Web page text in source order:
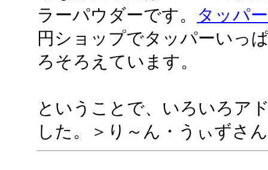
ラーパウダーです。 タッパ
円ショップでタッパーいっ
ろそろえています。
ということで、いろいろア
した。＞り～ん・うぃずさん